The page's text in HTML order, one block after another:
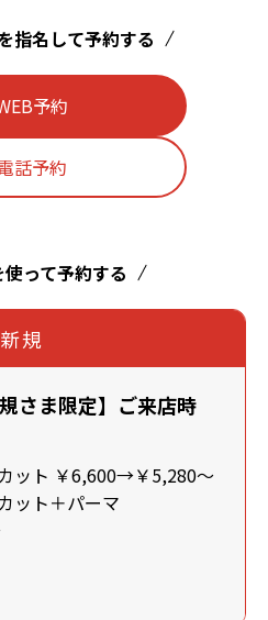
指名して予約する
予約
話予約
って予約する
新規
さま限定】ご来店時
ット ￥6,600→￥5,280～
ット＋パーマ